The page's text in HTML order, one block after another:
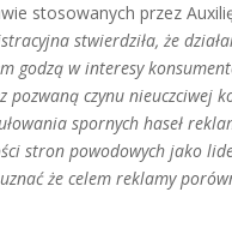
stosowanych przez
stwierdziła, że
godzą w interesy
pozwaną czynu nieuczciwej
spornych haseł
stron powodowych jako
że celem reklamy